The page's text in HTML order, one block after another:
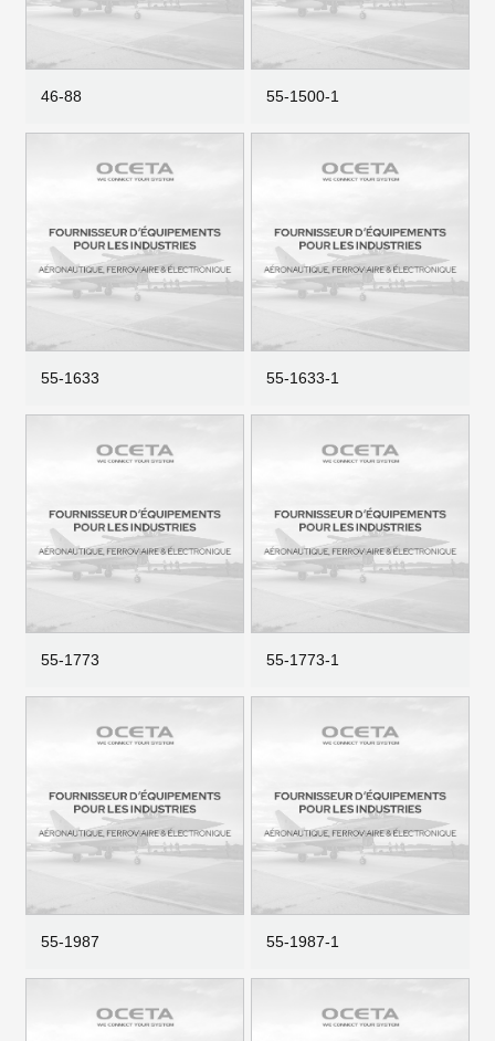
46-88 55-1500-1
55-1633 55-1633-1
55-1773 55-1773-1
55-1987 55-1987-1